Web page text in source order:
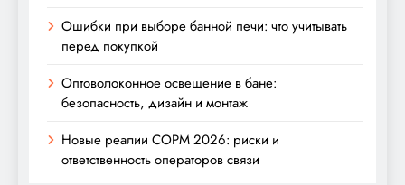
Ошибки при выборе банной печи: что учитывать
перед покупкой
Оптоволоконное освещение в бане:
безопасность, дизайн и монтаж
Новые реалии СОРМ 2026: риски и
ответственность операторов связи